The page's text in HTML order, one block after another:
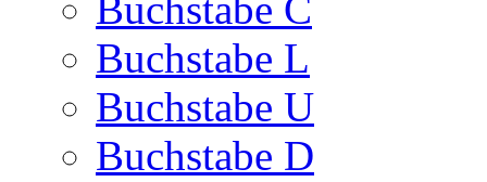
Buchstabe L
Buchstabe U
Buchstabe D